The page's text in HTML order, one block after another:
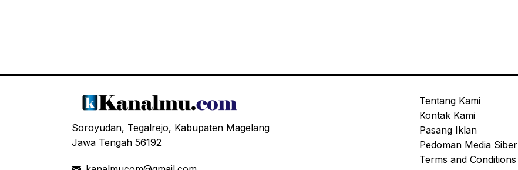
Soroyudan, Tegalrejo, Kabupaten Magelang
Jawa Tengah 56192
Tentang Kami
Kontak Kami
Pasang Iklan
Pedoman Media Siber
Terms and Conditions